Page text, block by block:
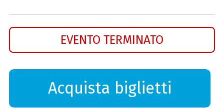
EVENTO TERMINATO
Acquista biglietti